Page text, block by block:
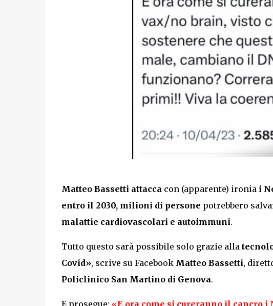
Matteo Bassetti attaccacon (apparente) ironia i
entro il 2030, milioni di persone potrebbero
malattie cardiovascolari e autoimmuni.
Tutto questo sarà possibile solo grazie alla
Covid», scrive su Facebook Matteo Bassetti,
Policlinico San Martino di Genova.